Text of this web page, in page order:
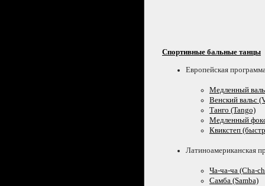
Спортивные бальные танцы
Европейская
Медленный
Венский вальс
Танго (Tango)
Медленный
Квикстеп
Латиноамериканская
Ча-ча-ча (Cha-
Самба (Samba)